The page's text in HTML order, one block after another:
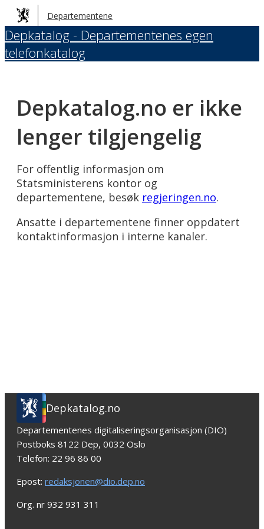
Hopp
til
hovedinnhold
Departementene
Depkatalog - Departementenes egen
telefonkatalog
Depkatalog.no er ikke
lenger tilgjengelig
For offentlig informasjon om
Statsministerens kontor og
departementene, besøk regjeringen.no.
Ansatte i departementene finner oppdatert
kontaktinformasjon i interne kanaler.
Depkatalog.no
Departementenes digitaliseringsorganisasjon (DIO)
Postboks 8122 Dep, 0032 Oslo
Telefon: 22 96 86 00
Epost: redaksjonen@dio.dep.no
Org. nr 932 931 311